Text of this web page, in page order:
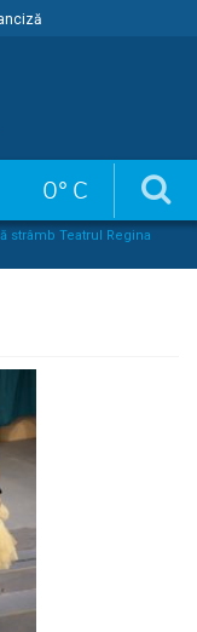
0° C
strâmb Teatrul Regina